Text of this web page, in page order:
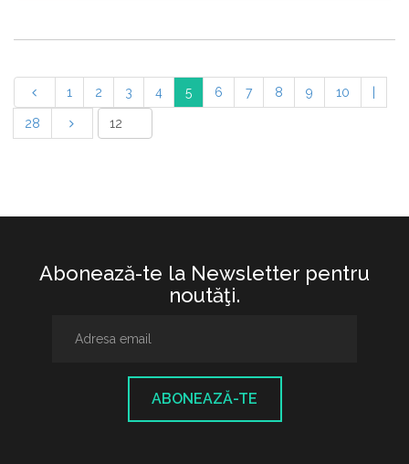
1 2 3 4 5 6 7 8 9 10
28
Abonează-te la Newsletter pentru
noutăţi.
ABONEAZĂ-TE